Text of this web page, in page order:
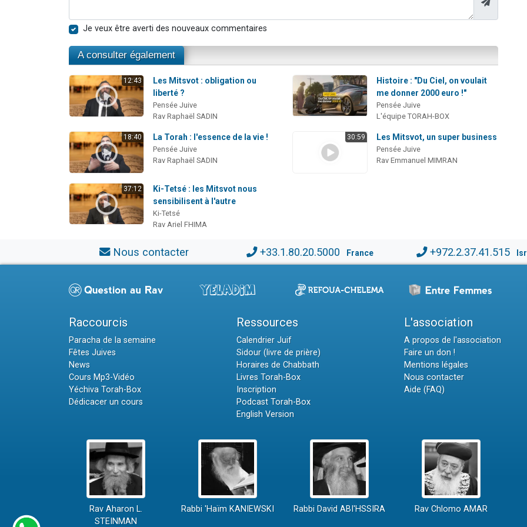
Je veux être averti des nouveaux commentaires
A consulter également
12:43
Les Mitsvot : obligation ou
liberté ?
Pensée Juive
Rav Raphaël SADIN
Histoire : "Du Ciel, on voulait
me donner 2000 euro !"
Pensée Juive
L'équipe TORAH-BOX
18:40 La Torah : l'essence de la vie !
Pensée Juive
Rav Raphaël SADIN
30:59 Les Mitsvot, un super business
Pensée Juive
Rav Emmanuel MIMRAN
37:12
Ki-Tetsé : les Mitsvot nous
sensibilisent à l'autre
Ki-Tetsé
Rav Ariel FHIMA
Nous contacter +33.1.80.20.5000 France +972.2.37.41.515
Raccourcis
Paracha de la semaine
Fêtes Juives
News
Cours Mp3-Vidéo
Yéchiva Torah-Box
Dédicacer un cours
Ressources
Calendrier Juif
Sidour (livre de prière)
Horaires de Chabbath
Livres Torah-Box
Inscription
Podcast Torah-Box
English Version
L'association
A propos de l'association
Faire un don !
Mentions légales
Nous contacter
Aide (FAQ)
Rav Aharon L.
STEINMAN
Rabbi 'Haïm KANIEWSKI Rabbi David ABI'HSSIRA Rav Chlomo AMAR